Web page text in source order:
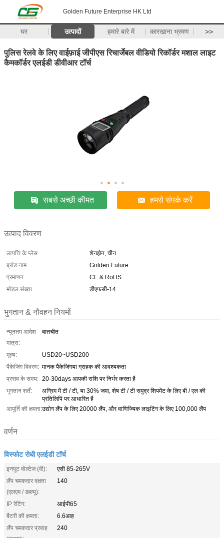
Golden Future Enterprise HK Ltd
घर उत्पादों हमारे बारे में कारखाना भ्रमण >>
पुलिस रेलवे के लिए वाईफ़ाई जीपीएस रिचार्जेबल वीडियो रिकॉर्डर मशाल लाइट
कैमकॉर्डर एलईडी डीवीआर टॉर्च
सबसे अच्छी कीमत हमसे संपर्क करें
उत्पाद विवरण
उत्पत्ति के प्लेस:
शेनझेन, चीन
ब्रांड नाम:
Golden Future
प्रमाणन:
CE & RoHS
मॉडल संख्या:
डीएफसी-14
भुगतान & नौवहन नियमों
न्यूनतम आदेश
मात्रा:
बातचीत
मूल्य:
USD20~USD200
पैकेजिंग विवरण: मानक पैकेजिंगया ग्राहक की आवश्यकता
प्रसव के समय: 20-30days आपकी राशि पर निर्भर करता है
भुगतान शर्तें:
अग्रिम में टी / टी, या 30% जमा, शेष टी / टी समुद्र शिपमेंट के लिए बी / एल की
प्रतिलिपि पर आधारित है
आपूर्ति की क्षमता:उद्योग लैंप के लिए 20000 लैंप, और वाणिज्यिक लाइटिंग के लिए 100,000 लैंप
वर्णन
विस्फोट रोधी एलईडी टॉर्च
इनपुट वोल्टेज (वी):
एसी 85-265V
लैंप चमकदार दक्षता
(एलएम / डब्ल्यू):
140
IP रेटिंग:
आईपी65
बैटरी की क्षमता:
6.6आह
लैंप चमकदार प्रवाह
240